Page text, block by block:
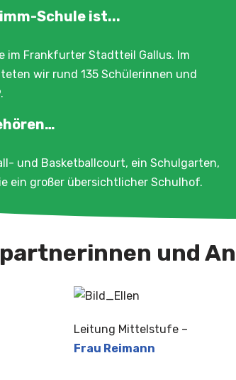
Schule ist...
im Frankfurter Stadtteil Gallus. Im
wir rund 135 Schülerinnen und
und Basketballcourt, ein Schulgarten,
ein großer übersichtlicher Schulhof.
und
Leitung Mittelstufe –
Frau Reimann